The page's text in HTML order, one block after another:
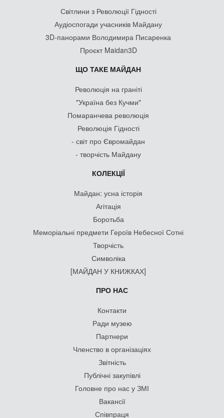
Світлини з Революції Гідності
Аудіоспогади учасників Майдану
3D-панорами Володимира Писаренка
Проєкт Maidan3D
ЩО ТАКЕ МАЙДАН
Революція на граніті
"Україна без Кучми"
Помаранчева революція
Революція Гідності
- світ про Євромайдан
- творчість Майдану
КОЛЕКЦІЇ
Майдан: усна історія
Агітація
Боротьба
Меморіальні предмети Героїв Небесної Сотні
Творчість
Символіка
[МАЙДАН У КНИЖКАХ]
ПРО НАС
Контакти
Ради музею
Партнери
Членство в організаціях
Звітність
Публічні закупівлі
Головне про нас у ЗМІ
Вакансії
Співпраця